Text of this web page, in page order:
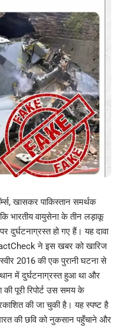
खासकर पाकिस्तान समर्थक
कि भारतीय वायुसेना के तीन लड़ाकू
दुर्घटनाग्रस्त हो गए हैं। यह दावा
ने इस खबर को खारिज
2016 की एक पुरानी घटना से
में दुर्घटनाग्रस्त हुआ था और
पूरी रिपोर्ट उस समय के
प्रकाशित की जा चुकी है। यह स्पष्ट है
की छवि को नुकसान पहुँचाने और